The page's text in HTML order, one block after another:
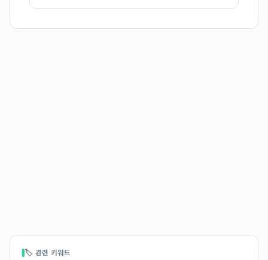
🏷 관련 키워드